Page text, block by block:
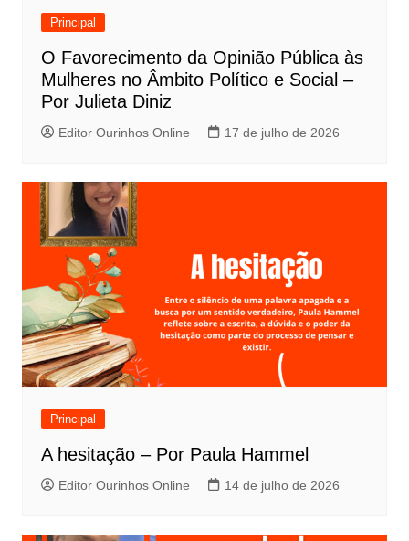
Principal
O Favorecimento da Opinião Pública às
Mulheres no Âmbito Político e Social –
Por Julieta Diniz
Editor Ourinhos Online 17 de julho de 2026
Principal
A hesitação – Por Paula Hammel
Editor Ourinhos Online 14 de julho de 2026